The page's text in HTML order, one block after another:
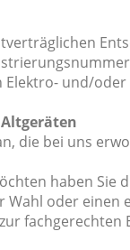
Elektro- und/
die bei uns
haben Sie
oder einen
fachgerechten